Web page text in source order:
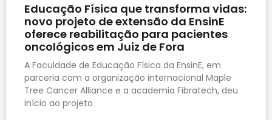
Educação Física que transforma vidas:
novo projeto de extensão da EnsinE
oferece reabilitação para pacientes
oncológicos em Juiz de Fora
A Faculdade de Educação Física da EnsinE, em
parceria com a organização internacional Maple
Tree Cancer Alliance e a academia Fibratech, deu
início ao projeto